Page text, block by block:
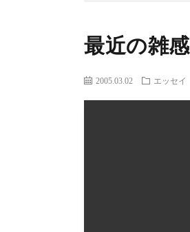
最近の雑感
2005.03.02 エッセイ